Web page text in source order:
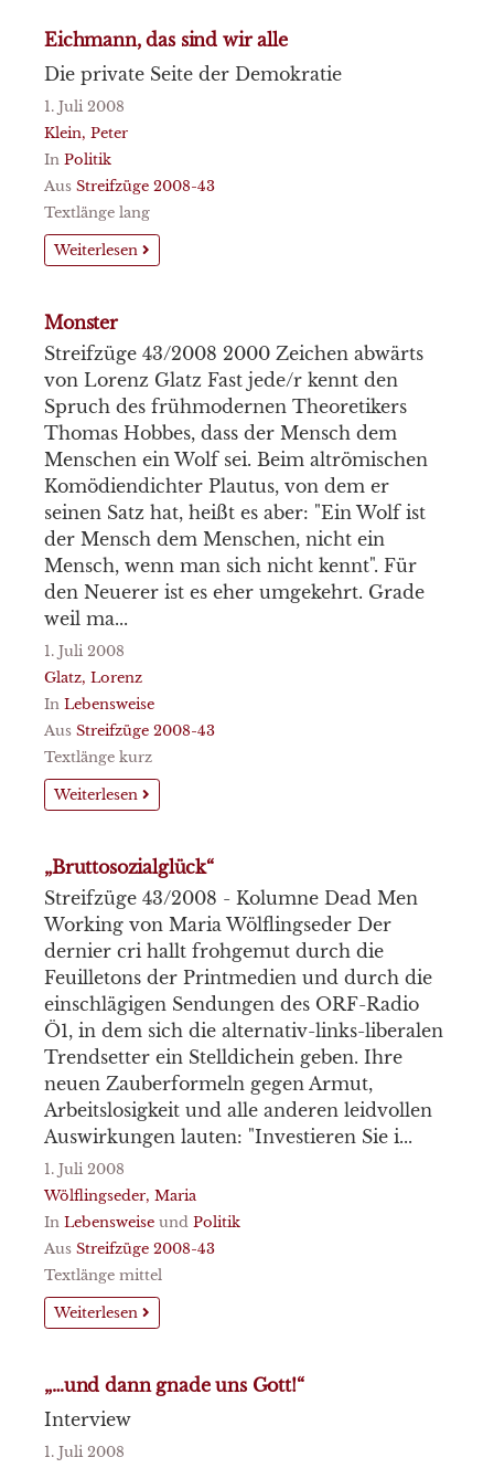
Eichmann, das sind wir alle
Die private Seite der Demokratie
1. Juli 2008
Klein, Peter
In Politik
Aus Streifzüge 2008-43
Textlänge lang
Weiterlesen
Monster
Streifzüge 43/2008 2000 Zeichen abwärts
von Lorenz Glatz Fast jede/r kennt den
Spruch des frühmodernen Theoretikers
Thomas Hobbes, dass der Mensch dem
Menschen ein Wolf sei. Beim altrömischen
Komödiendichter Plautus, von dem er
seinen Satz hat, heißt es aber: "Ein Wolf ist
der Mensch dem Menschen, nicht ein
Mensch, wenn man sich nicht kennt". Für
den Neuerer ist es eher umgekehrt. Grade
weil ma...
1. Juli 2008
Glatz, Lorenz
In Lebensweise
Aus Streifzüge 2008-43
Textlänge kurz
Weiterlesen
„Bruttosozialglück“
Streifzüge 43/2008 - Kolumne Dead Men
Working von Maria Wölflingseder Der
dernier cri hallt frohgemut durch die
Feuilletons der Printmedien und durch die
einschlägigen Sendungen des ORF-Radio
Ö1, in dem sich die alternativ-links-liberalen
Trendsetter ein Stelldichein geben. Ihre
neuen Zauberformeln gegen Armut,
Arbeitslosigkeit und alle anderen leidvollen
Auswirkungen lauten: "Investieren Sie i...
1. Juli 2008
Wölflingseder, Maria
In Lebensweise und Politik
Aus Streifzüge 2008-43
Textlänge mittel
Weiterlesen
„…und dann gnade uns Gott!“
Interview
1. Juli 2008